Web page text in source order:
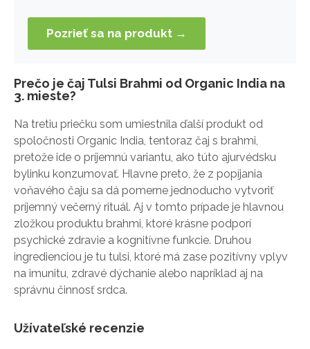
Pozrieť sa na produkt →
Prečo je čaj Tulsi Brahmi od Organic India na
3. mieste?
Na tretiu priečku som umiestnila ďalší produkt od
spoločnosti Organic India, tentoraz čaj s brahmi,
pretože ide o príjemnú variantu, ako túto ajurvédsku
bylinku konzumovať. Hlavne preto, že z popíjania
voňavého čaju sa dá pomerne jednoducho vytvoriť
príjemný večerný rituál. Aj v tomto prípade je hlavnou
zložkou produktu brahmi, ktoré krásne podporí
psychické zdravie a kognitívne funkcie. Druhou
ingredienciou je tu tulsi, ktoré má zase pozitívny vplyv
na imunitu, zdravé dýchanie alebo napríklad aj na
správnu činnosť srdca.
Užívateľské recenzie